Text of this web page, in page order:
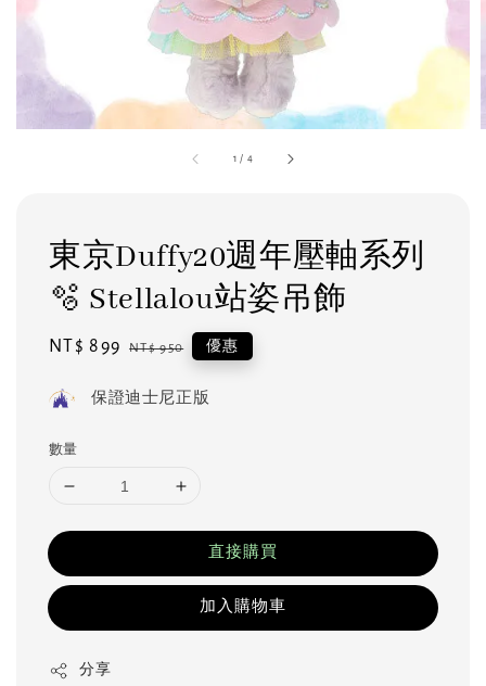
1 / 4
東京Duffy20週年壓軸系列
🫧 Stellalou站姿吊飾
Sale
NT$ 899 Regular
NT$ 950 優惠
保證迪士尼正版
數量
直接購買
加入購物車
分享